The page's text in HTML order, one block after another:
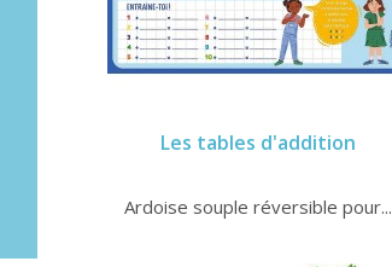
Les tables d'addition
Ardoise souple réversible pour...